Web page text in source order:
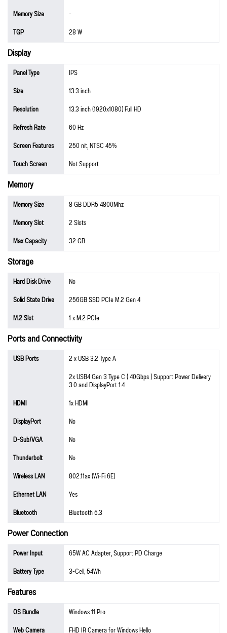
Memory Size
-
TGP
28 W
Display
Panel Type
IPS
Size
13.3 inch
Resolution
13.3 inch (1920x1080) Full HD
Refresh Rate
60 Hz
Screen Features
250 nit, NTSC 45%
Touch Screen
Not Support
Memory
Memory Size
8 GB DDR5 4800Mhz
Memory Slot
2 Slots
Max Capacity
32 GB
Storage
Hard Disk Drive
No
Solid State Drive
256GB SSD PCIe M.2 Gen 4
M.2 Slot
1 x M.2 PCIe
Ports and Connectivity
USB Ports
2 x USB 3.2 Type A
2x USB4 Gen 3 Type C ( 40Gbps ) Support Power Delivery
3.0 and DisplayPort 1.4
HDMI
1x HDMI
DisplayPort
No
D-Sub/VGA
No
Thunderbolt
No
Wireless LAN
802.11ax (Wi-Fi 6E)
Ethernet LAN
Yes
Bluetooth
Bluetooth 5.3
Power Connection
Power Input
65W AC Adapter, Support PD Charge
Battery Type
3-Cell, 54Wh
Features
OS Bundle
Windows 11 Pro